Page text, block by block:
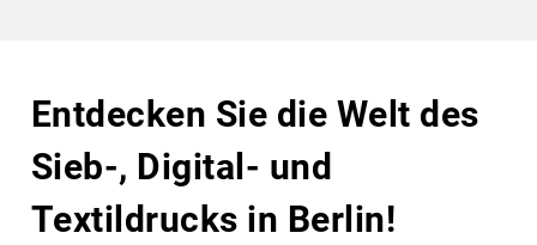
Entdecken Sie die Welt des
Sieb-, Digital- und
Textildrucks in Berlin!